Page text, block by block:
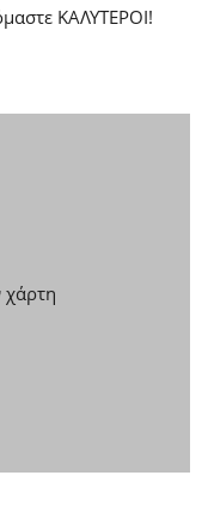
ΚΑΛΥΤΕΡΟΙ!
χάρτη